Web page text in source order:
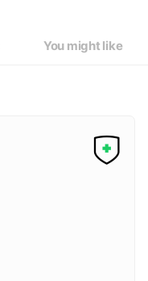
You might like